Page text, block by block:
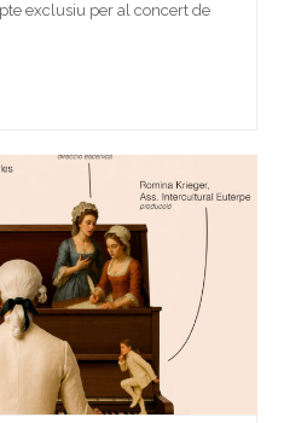
exclusiu per al concert de